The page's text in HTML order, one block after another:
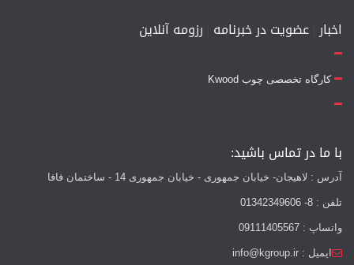
اخبار|عضویت در خبرنامه | رزومه آنلاین
کارگاه تخصصی چوب Kwood
با ما در تماس باشید:
آدرس : لاهیجان- خیابان جمهوری - خیابان جمهوری 14 - ساختمان فافا
تلفن : 8- 01342349606
واتساپ : 09111405567
ایمیل : info@kgroup.ir